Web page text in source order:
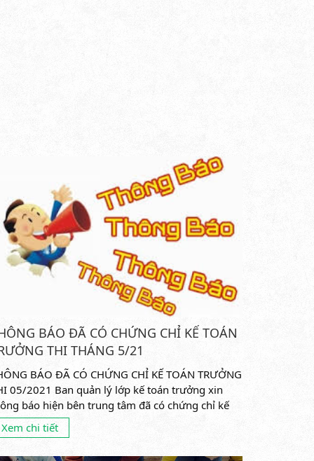
BÁO ĐÃ CÓ CHỨNG CHỈ KẾ TOÁN
THI THÁNG 5/21
BÁO ĐÃ CÓ CHỨNG CHỈ KẾ TOÁN TRƯỞNG
05/2021 Ban quản lý lớp kế toán trưởng xin
báo hiện bên trung tâm đã có chứng chỉ kế
trưởng thi...
Xem chi tiết